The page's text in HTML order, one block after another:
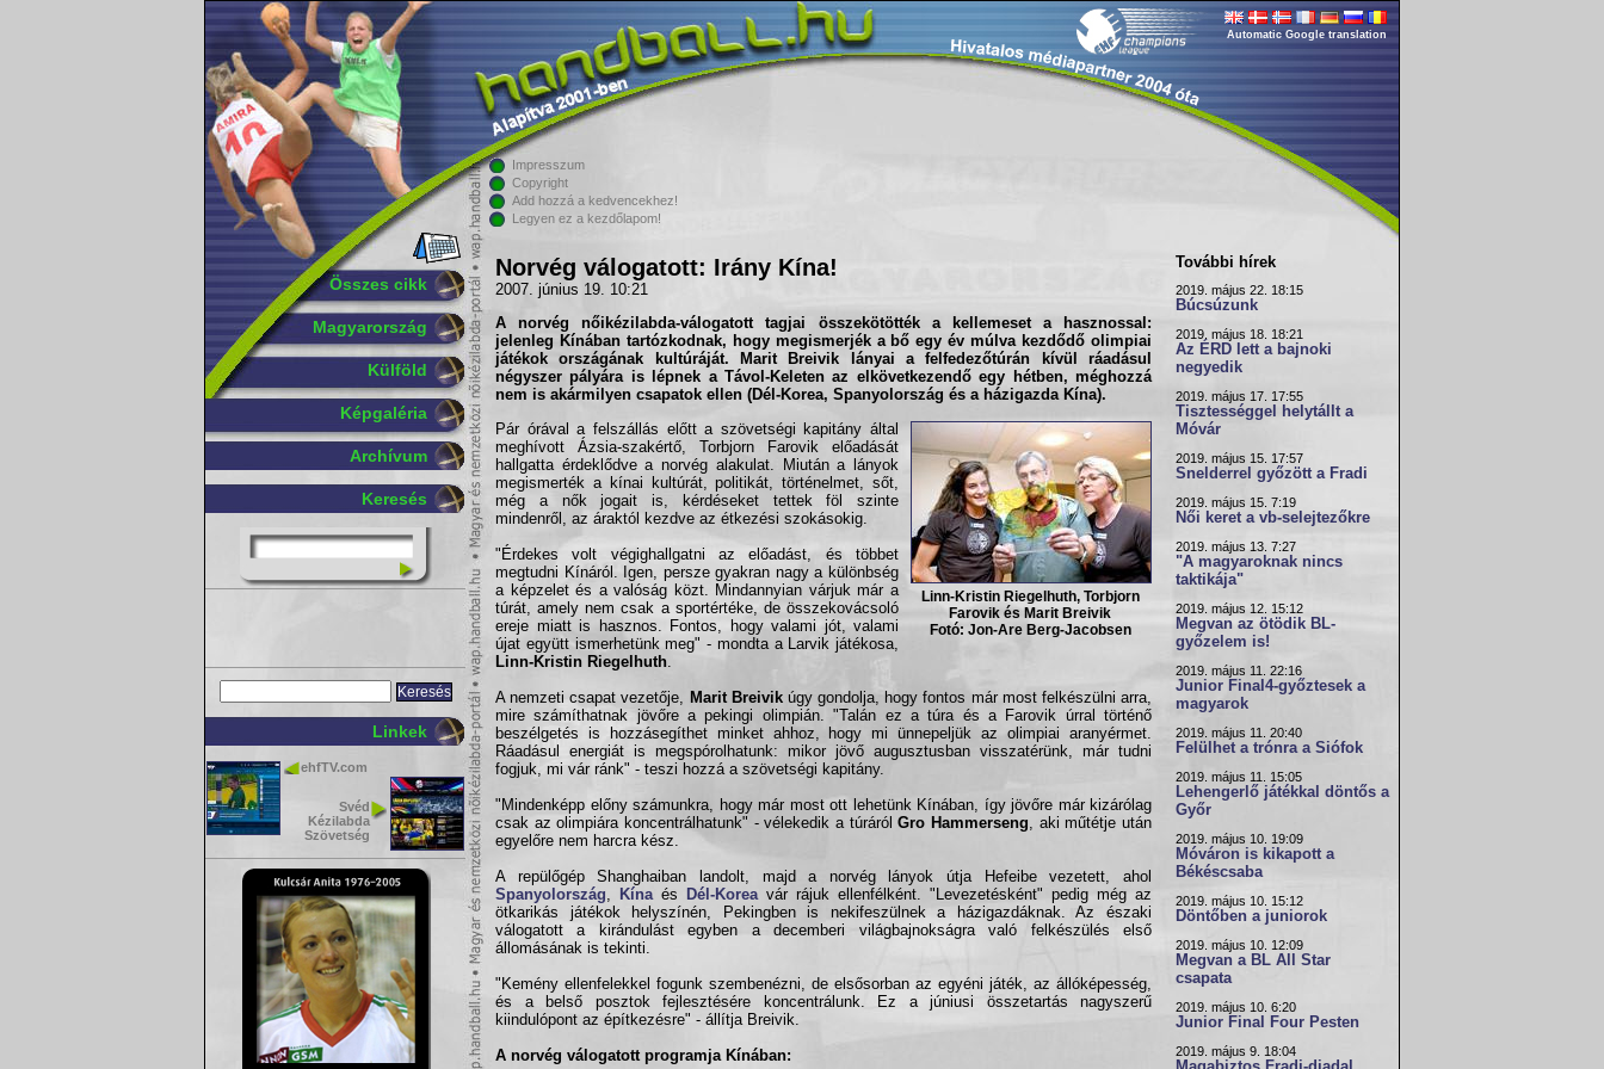
Összes cikk
Magyarország
Külföld
Képgaléria
Archívum
Keresés
Linkek
ehfTV.com
Svéd
Kézilabda
Szövetség
Automatic Google translation
Impresszum
Copyright
Add hozzá a kedvencekhez!
Legyen ez a kezdőlapom!
Norvég válogatott: Irány Kína!
2007. június 19. 10:21
Anorvég nőikézilabda-válogatotttagjai összekötötték a kellemeset a hasznossal:
jelenleg Kínában tartózkodnak, hogy megismerjék a bő egy év múlva kezdődő olimpiai
játékok országának kultúráját. Marit Breivik lányai a felfedezőtúrán kívül ráadásul
négyszer pályára is lépnek a Távol-Keleten az elkövetkezendő egy hétben, méghozzá
nem is akármilyen csapatok ellen (Dél-Korea, Spanyolország és a házigazda Kína).
Linn-Kristin Riegelhuth, Torbjorn
Farovik és Marit Breivik
Fotó: Jon-Are Berg-Jacobsen
Pár órával a felszállás előtt a szövetségi kapitány által
meghívott Ázsia-szakértő, Torbjorn Farovik előadását
hallgatta érdeklődve a norvég alakulat. Miután a lányok
megismerték a kínai kultúrát, politikát, történelmet, sőt,
még a nők jogait is, kérdéseket tettek föl szinte
mindenről, az áraktól kezdve az étkezési szokásokig.
"Érdekes volt végighallgatni az előadást, és többet
megtudni Kínáról. Igen, persze gyakran nagy a különbség
a képzelet és a valóság közt. Mindannyian várjuk már a
túrát, amely nem csak a sportértéke, de összekovácsoló
ereje miatt is hasznos. Fontos, hogy valami jót, valami
újat együtt ismerhetünk meg" - mondta a Larvik játékosa,
Linn-Kristin Riegelhuth
A nemzeti csapat vezetője, Marit Breivikúgy gondolja, hogy fontos már most felkészülni arra,
mire számíthatnak jövőre a pekingi olimpián. "Talán ez a túra és a Farovik úrral történő
beszélgetés is hozzásegíthet minket ahhoz, hogy mi ünnepeljük az olimpiai aranyérmet.
Ráadásul energiát is megspórolhatunk: mikor jövő augusztusban visszatérünk, már tudni
fogjuk, mi vár ránk" - teszi hozzá a szövetségi kapitány.
"Mindenképp előny számunkra, hogy már most ott lehetünk Kínában, így jövőre már kizárólag
csak az olimpiára koncentrálhatunk" - vélekedik a túrárólGro Hammerseng , aki műtétje után
egyelőre nem harcra kész.
A repülőgép Shanghaiban landolt, majd a norvég lányok útja Hefeibe vezetett, ahol
Spanyolország
Kína és Dél-Korea vár rájuk ellenfélként. "Levezetésként" pedig még az
ötkarikás játékok helyszínén, Pekingben is nekifeszülnek a házigazdáknak. Az északi
válogatott a kirándulást egyben a decemberi világbajnokságra való felkészülés első
állomásának is tekinti.
"Kemény ellenfelekkel fogunk szembenézni, de elsősorban az egyéni játék, az állóképesség,
és a belső posztok fejlesztésére koncentrálunk. Ez a júniusi összetartás nagyszerű
kiindulópont az építkezésre" - állítja Breivik.
A norvég válogatott programja Kínában:
További hírek
2019. május 22. 18:15
Búcsúzunk
2019. május 18. 18:21
Az ÉRD lett a bajnoki
negyedik
2019. május 17. 17:55
Tisztességgel helytállt a
Móvár
2019. május 15. 17:57
Snelderrel győzött a Fradi
2019. május 15. 7:19
Női keret a vb-selejtezőkre
2019. május 13. 7:27
"A magyaroknak nincs
taktikája"
2019. május 12. 15:12
Megvan az ötödik BL-
győzelem is!
2019. május 11. 22:16
Junior Final4-győztesek a
magyarok
2019. május 11. 20:40
Felülhet a trónra a Siófok
2019. május 11. 15:05
Lehengerlő játékkal döntős a
Győr
2019. május 10. 19:09
Móváron is kikapott a
Békéscsaba
2019. május 10. 15:12
Döntőben a juniorok
2019. május 10. 12:09
Megvan a BL All Star
csapata
2019. május 10. 6:20
Junior Final Four Pesten
2019. május 9. 18:04